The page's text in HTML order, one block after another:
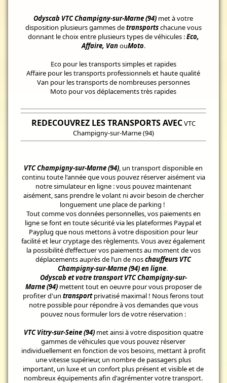
Odyscab VTC Champigny-sur-Marne (94) met à votre
disposition plusieurs gammes detransportschacune vous
donnant le choix entre plusieurs types de véhicules :Eco,
Affaire, VanouMoto.
Eco pour les transports simples et rapides
Affaire pour les transports professionnels et haute qualité
Van pour les transports de nombreuses personnes
Moto pour vos déplacements très rapides
REDECOUVREZ LES TRANSPORTS AVECVTC
Champigny-sur-Marne (94)
VTC Champigny-sur-Marne (94), un transport disponible en
continu toute l'année que vous pouvez réserver aisément via
notre simulateur en ligne : vous pouvez maintenant
aisément, sans prendre le volant ni avoir besoin de chercher
longuement une place de parking !
Tout comme vos données personnelles, vos paiements en
ligne se font en toute sécurité via les plateformes Paypal et
Payplug que nous mettons à votre disposition pour leur
facilité et leur cryptage des règlements. Vous avez également
la possibilité d’effectuer vos paiements au moment de vos
déplacements auprès de l’un de noschauffeurs VTC
Champigny-sur-Marne (94) en ligne.
Odyscab et votre transport VTC Champigny-sur-
Marne (94) mettent tout en oeuvre pour vous proposer de
profiter d'untransportprivatisé maximal ! Nous ferons tout
notre possible pour répondre à vos demandes que vous
pouvez nous formuler lors de votre réservation :
VTC Vitry-sur-Seine (94) met ainsi à votre disposition quatre
gammes de véhicules que vous pouvez réserver
individuellement en fonction de vos besoins, mettant à profit
une vitesse supérieur, un nombre de passagers plus
important, un luxe et un confort plus présent et visible et de
nombreux équipements afin d'agrémenter votre transport.